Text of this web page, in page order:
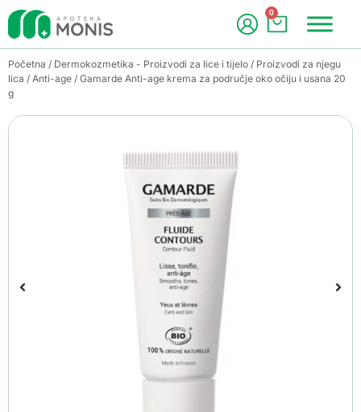
0
Početna / Dermokozmetika - Proizvodi za lice i tijelo / Proizvodi za njegu
lica / Anti-age / Gamarde Anti-age krema za područje oko očiju i usana 20
g